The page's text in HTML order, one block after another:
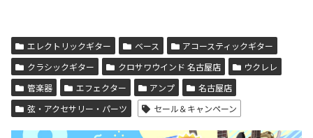
エレクトリックギター ベース
アコースティックギター
クラシックギター
クロサワウインド 名古屋店
ウクレレ
管楽器
エフェクター アンプ
名古屋店
弦・アクセサリー・パーツ
セール＆キャンペーン